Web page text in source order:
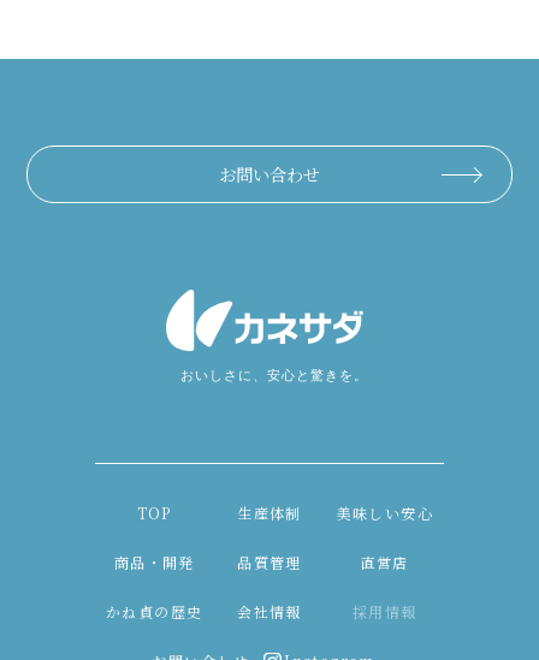
お問い合わせ
TOP 生産体制 美味しい安心
商品・開発 品質管理 直営店
かね貞の歴史 会社情報 採用情報